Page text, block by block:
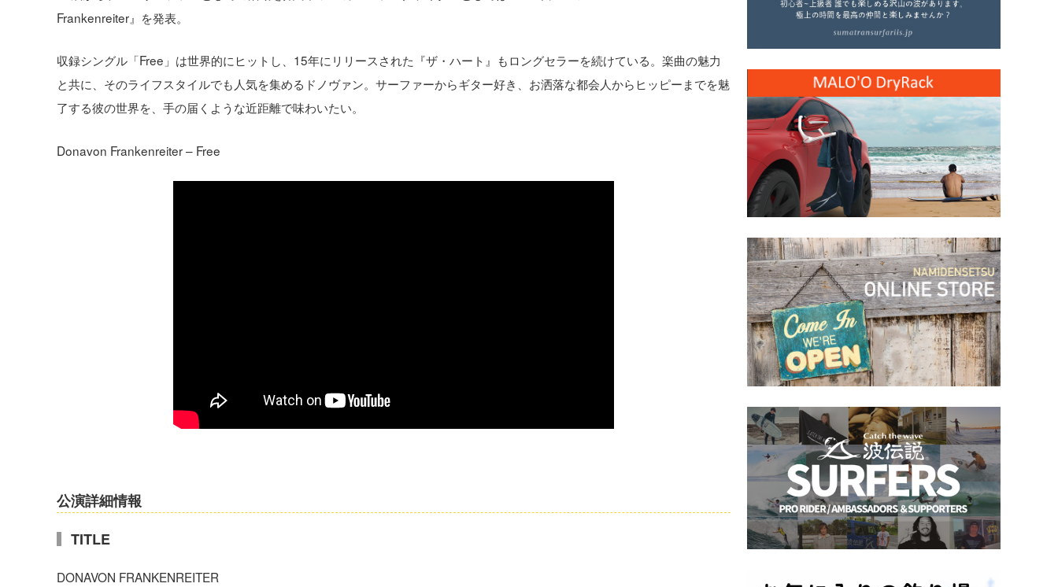
Frankenreiter』を発表。
収録シングル「Free」は世界的にヒットし、15年にリリースされた『ザ・ハート』もロングセラーを続けている。楽曲の魅力
と共に、そのライフスタイルでも人気を集めるドノヴァン。サーファーからギター好き、お洒落な都会人からヒッピーまでを魅
了する彼の世界を、手の届くような近距離で味わいたい。
Donavon Frankenreiter – Free
公演詳細情報
TITLE
DONAVON FRANKENREITER